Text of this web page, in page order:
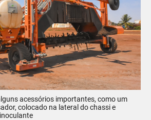
acessórios importantes, como um
colocado na lateral do chassi e